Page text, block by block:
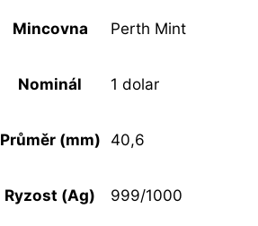
Mincovna Perth Mint
Nominál 1 dolar
Průměr (mm) 40,6
Ryzost (Ag) 999/1000